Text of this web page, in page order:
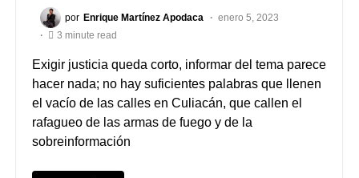
por Enrique Martínez Apodaca
enero 5, 2023
3 minute read
Exigir justicia queda corto, informar del tema parece
hacer nada; no hay suficientes palabras que llenen
el vacío de las calles en Culiacán, que callen el
rafagueo de las armas de fuego y de la
sobreinformación